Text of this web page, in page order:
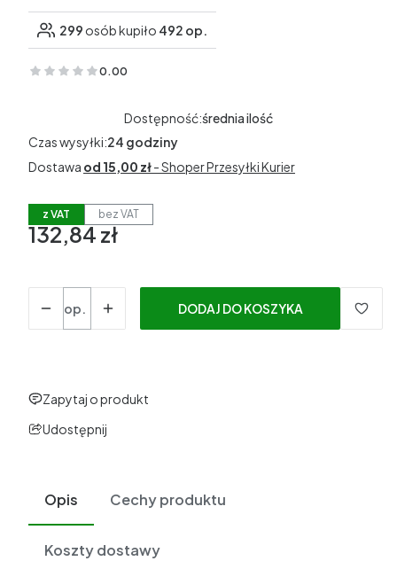
299 osób kupiło 492 op.
0.00
(Oceny: 0 Recenzje: 0)
Dostępność:średnia ilość
Czas wysyłki:24 godziny
Dostawa od 15,00 zł- Shoper Przesyłki Kurier
z VAT bez VAT
Cena
132,84 zł
op.
DODAJ DO KOSZYKA
Zapytaj o produkt
Udostępnij
Opis Cechy produktu
Koszty dostawy